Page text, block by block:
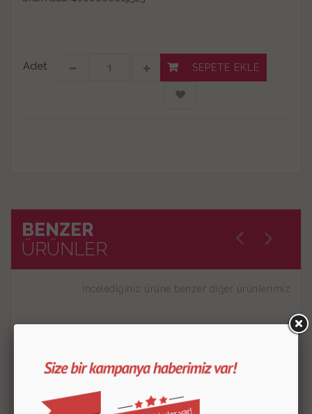
Adet SEPETE EKLE
BENZER
ÜRÜNLER
İncelediğiniz ürüne benzer diğer ürünlerimiz